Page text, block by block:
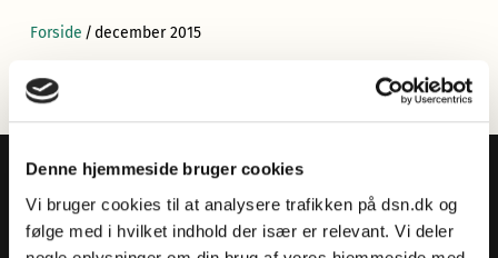
Denne hjemmeside bruger cookies
Vi bruger cookies til at analysere trafikken på dsn.dk og
følge med i hvilket indhold der især er relevant. Vi deler
Forside / december 2015